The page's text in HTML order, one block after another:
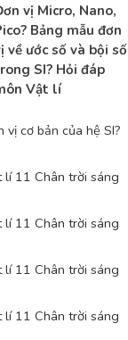
vị Micro, Nano,
Bảng mẫu đơn
về ước số và bội số
SI? Hỏi đáp
Vật lí
vị cơ bản của hệ SI?
11 Chân trời sáng
11 Chân trời sáng
11 Chân trời sáng
11 Chân trời sáng